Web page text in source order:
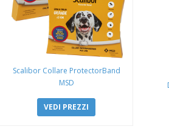
Scalibor Collare ProtectorBand
MSD
VEDI PREZZI